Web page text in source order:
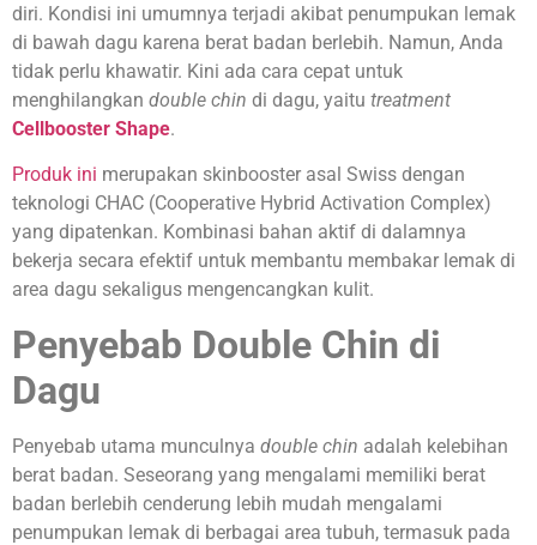
diri. Kondisi ini umumnya terjadi akibat penumpukan lemak
di bawah dagu karena berat badan berlebih. Namun, Anda
tidak perlu khawatir. Kini ada cara cepat untuk
menghilangkan double chin di dagu, yaitu treatment
Cellbooster Shape.
Produk ini merupakan skinbooster asal Swiss dengan
teknologi CHAC (Cooperative Hybrid Activation Complex)
yang dipatenkan. Kombinasi bahan aktif di dalamnya
bekerja secara efektif untuk membantu membakar lemak di
area dagu sekaligus mengencangkan kulit.
Penyebab Double Chin di
Dagu
Penyebab utama munculnya double chin adalah kelebihan
berat badan. Seseorang yang mengalami memiliki berat
badan berlebih cenderung lebih mudah mengalami
penumpukan lemak di berbagai area tubuh, termasuk pada